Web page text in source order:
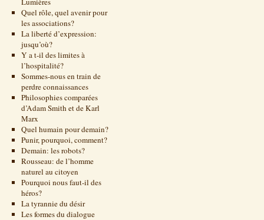
Quel rôle, quel avenir pour
les associations?
La liberté d’expression:
jusqu’où?
Y a t-il des limites à
l’hospitalité?
Sommes-nous en train de
perdre connaissances
Philosophies comparées
d’Adam Smith et de Karl
Marx
Quel humain pour demain?
Punir, pourquoi, comment?
Demain: les robots?
Rousseau: de l’homme
naturel au citoyen
Pourquoi nous faut-il des
héros?
La tyrannie du désir
Les formes du dialogue